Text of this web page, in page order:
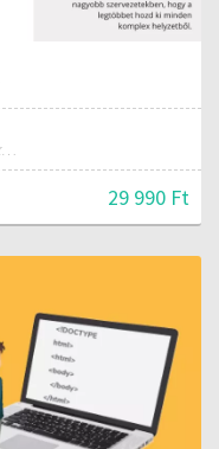
Design Thinking tréner, IT vezérigazgató
29 990 Ft